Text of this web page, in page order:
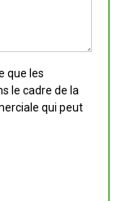
que les
le cadre de la
qui peut